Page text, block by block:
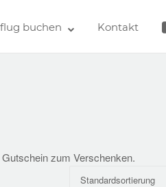
buchen Kontakt
zum Verschenken.
Standardsortierung